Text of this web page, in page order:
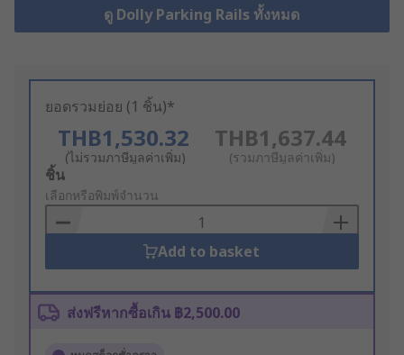
ดู Dolly Parking Rails ทั้งหมด
ยอดรวมย่อย (1 ชิ้น)*
THB1,530.32
(ไม่รวมภาษีมูลค่าเพิ่ม)
THB1,637.44
(รวมภาษีมูลค่าเพิ่ม)
Add
to
Basket
ชิ้น
เลือกหรือพิมพ์จำนวน
Add to basket
ส่งฟรีหากซื้อเกิน ฿2,500.00